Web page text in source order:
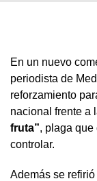
En un nuevo
periodista de
reforzamiento
nacional frente a
fruta”, plaga
controlar.
Además se